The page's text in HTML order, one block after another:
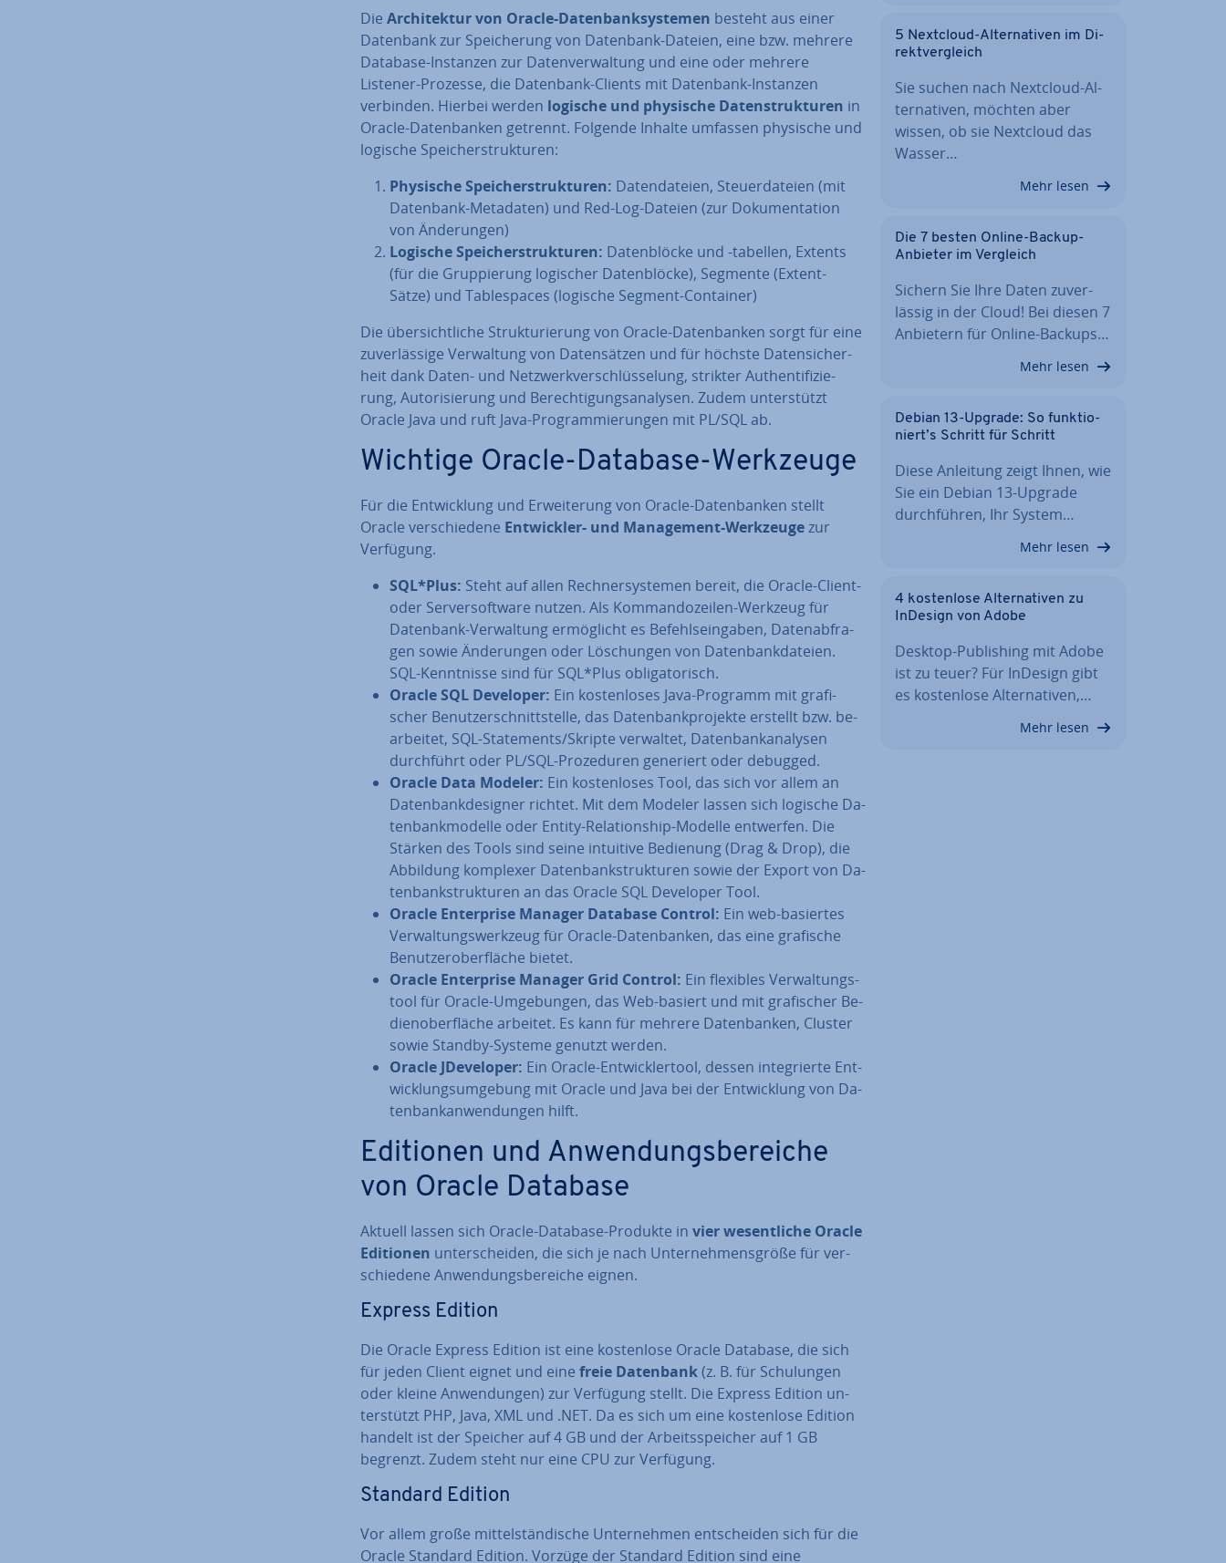
Die Ar­chi­tek­tur von Oracle-Da­ten­bank­sys­te­men besteht aus einer
Datenbank zur Spei­che­rung von Datenbank-Dateien, eine bzw. mehrere
Database-Instanzen zur Da­ten­ver­wal­tung und eine oder mehrere
Listener-Prozesse, die Datenbank-Clients mit Datenbank-Instanzen
verbinden. Hierbei werden logische und physische Da­ten­struk­tu­ren in
Oracle-Da­ten­ban­ken getrennt. Folgende Inhalte umfassen physische und
logische Spei­cher­struk­tu­ren:
Physische Spei­cher­struk­tu­ren: Da­ten­da­tei­en, Steu­er­da­tei­en (mit
Datenbank-Metadaten) und Red-Log-Dateien (zur Do­ku­men­ta­ti­on
von Än­de­run­gen)
Logische Spei­cher­struk­tu­ren: Da­ten­blö­cke und -tabellen, Extents
(für die Grup­pie­rung logischer Da­ten­blö­cke), Segmente (Extent-
Sätze) und Ta­b­le­spaces (logische Segment-Container)
Die über­sicht­li­che Struk­tu­rie­rung von Oracle-Da­ten­ban­ken sorgt für eine
zu­ver­läs­si­ge Ver­wal­tung von Da­ten­sät­zen und für höchste Da­ten­si­cher­
heit dank Daten- und Netz­werk­ver­schlüs­se­lung, strikter Au­then­ti­fi­zie­
rung, Au­to­ri­sie­rung und Be­rech­ti­gungs­ana­ly­sen. Zudem un­ter­stützt
Oracle Java und ruft Java-Pro­gram­mie­run­gen mit PL/SQL ab.
Wichtige Oracle-Database-Werkzeuge
Für die Ent­wick­lung und Er­wei­te­rung von Oracle-Da­ten­ban­ken stellt
Oracle ver­schie­de­ne Ent­wick­ler- und Ma­nage­ment-Werkzeugezur
Verfügung.
SQL*Plus: Steht auf allen Rech­ner­sys­te­men bereit, die Oracle-Client-
oder Ser­ver­soft­ware nutzen. Als Kom­man­do­zei­len-Werkzeug für
Datenbank-Ver­wal­tung er­mög­licht es Be­fehls­ein­ga­ben, Da­ten­ab­fra­
gen sowie Än­de­run­gen oder Lö­schun­gen von Da­ten­bank­da­tei­en.
SQL-Kennt­nis­se sind für SQL*Plus ob­li­ga­to­risch.
Oracle SQL Developer: Ein kos­ten­lo­ses Java-Programm mit gra­fi­
scher Be­nut­zer­schnitt­stel­le, das Da­ten­bank­pro­jek­te erstellt bzw. be­
ar­bei­tet, SQL-State­ments/Skripte verwaltet, Da­ten­bank­ana­ly­sen
durch­führt oder PL/SQL-Pro­ze­du­ren generiert oder debugged.
Oracle Data Modeler: Ein kos­ten­lo­ses Tool, das sich vor allem an
Da­ten­bank­de­si­gner richtet. Mit dem Modeler lassen sich logische Da­
ten­bank­mo­del­le oder Entity-Re­la­ti­onship-Modelle entwerfen. Die
Stärken des Tools sind seine intuitive Bedienung (Drag & Drop), die
Abbildung komplexer Da­ten­bank­struk­tu­ren sowie der Export von Da­
ten­bank­struk­tu­ren an das Oracle SQL Developer Tool.
Oracle En­ter­pri­se Manager Database Control: Ein web-basiertes
Ver­wal­tungs­werk­zeug für Oracle-Da­ten­ban­ken, das eine grafische
Be­nut­zer­ober­flä­che bietet.
Oracle En­ter­pri­se Manager Grid Control: Ein flexibles Ver­wal­tungs­
tool für Oracle-Um­ge­bun­gen, das Web-basiert und mit gra­fi­scher Be­
dien­ober­flä­che arbeitet. Es kann für mehrere Da­ten­ban­ken, Cluster
sowie Standby-Systeme genutzt werden.
Oracle JDe­ve­lo­per: Ein Oracle-Ent­wick­ler­tool, dessen in­te­grier­te Ent­
wick­lungs­um­ge­bung mit Oracle und Java bei der Ent­wick­lung von Da­
ten­bank­an­wen­dun­gen hilft.
Editionen und An­wen­dungs­be­rei­che
von Oracle Database
Aktuell lassen sich Oracle-Database-Produkte in vier we­sent­li­che Oracle
Editionen un­ter­schei­den, die sich je nach Un­ter­neh­mens­grö­ße für ver­
schie­de­ne An­wen­dungs­be­rei­che eignen.
Express Edition
Die Oracle Express Edition ist eine kos­ten­lo­se Oracle Database, die sich
für jeden Client eignet und eine freie Datenbank(z. B. für Schu­lun­gen
oder kleine An­wen­dun­gen) zur Verfügung stellt. Die Express Edition un­
ter­stützt PHP, Java, XML und .NET. Da es sich um eine kos­ten­lo­se Edition
handelt ist der Speicher auf 4 GB und der Ar­beits­spei­cher auf 1 GB
begrenzt. Zudem steht nur eine CPU zur Verfügung.
Standard Edition
Vor allem große mit­tel­stän­di­sche Un­ter­neh­men ent­schei­den sich für die
Oracle Standard Edition. Vorzüge der Standard Edition sind eine
5 Nextcloud-Al­ter­na­ti­ven im Di­
rekt­ver­gleich
Sie suchen nach Nextcloud-Al­
ter­na­ti­ven, möchten aber
wissen, ob sie Nextcloud das
Wasser…
Mehr lesen
Die 7 besten Online-Backup-
Anbieter im Vergleich
Sichern Sie Ihre Daten zu­ver­
läs­sig in der Cloud! Bei diesen 7
Anbietern für Online-Backups…
Mehr lesen
Debian 13-Upgrade: So funk­tio­
niert’s Schritt für Schritt
Diese Anleitung zeigt Ihnen, wie
Sie ein Debian 13-Upgrade
durch­füh­ren, Ihr System…
Mehr lesen
4 kos­ten­lo­se Al­ter­na­ti­ven zu
InDesign von Adobe
Desktop-Pu­bli­shing mit Adobe
ist zu teuer? Für InDesign gibt
es kos­ten­lo­se Al­ter­na­ti­ven,…
Mehr lesen